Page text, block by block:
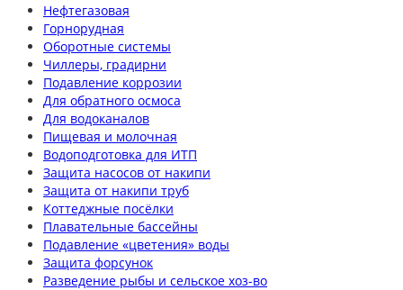
Нефтегазовая
Горнорудная
Оборотные системы
Чиллеры, градирни
Подавление коррозии
Для обратного осмоса
Для водоканалов
Пищевая и молочная
Водоподготовка для ИТП
Защита насосов от накипи
Защита от накипи труб
Коттеджные посёлки
Плавательные бассейны
Подавление «цветения» воды
Защита форсунок
Разведение рыбы и сельское хоз-во